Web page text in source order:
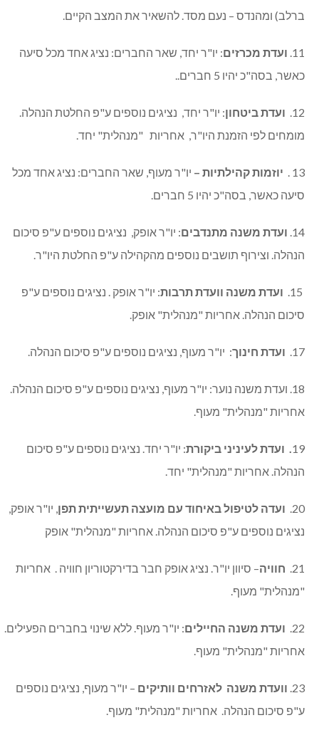
ברלב) ומהנדס – נעם מסד. להשאיר את המצב הקיים.
11. ועדת מכרזים: יו"ר יחד, שאר החברים: נציג אחד מכל סיעה
כאשר, בסה"כ יהיו 5 חברים..
12. ועדת ביטחון: יו"ר יחד, נציגים נוספים ע"פ החלטת הנהלה.
מומחים לפי הזמנת היו"ר, אחריות "מנהלית" יחד.
13 . יוזמות קהילתיות – יו"ר מעוף, שאר החברים: נציג אחד מכל
סיעה כאשר, בסה"כ יהיו 5 חברים.
14. ועדת משנה מתנדבים: יו"ר אופק, נציגים נוספים ע"פ סיכום
הנהלה. וצירוף תושבים נוספים מהקהילה ע"פ החלטת היו"ר.
ועדת משנה וועדת תרבות: יו"ר אופק . נציגים נוספים ע"פ
סיכום הנהלה. אחריות "מנהלית" אופק.
17. ועדת חינוך: יו"ר מעוף, נציגים נוספים ע"פ סיכום הנהלה.
18. ועדת משנה נוער: יו"ר מעוף, נציגים נוספים ע"פ סיכום הנהלה.
אחריות "מנהלית" מעוף.
19 ועדת לעיניני ביקורת: יו"ר יחד. נציגים נוספים ע"פ סיכום
הנהלה. אחריות "מנהלית" יחד.
20. ועדה לטיפול באיחוד עם מועצה תעשייתית תפן , יו"ר אופק,
נציגים נוספים ע"פ סיכום הנהלה. אחריות "מנהלית" אופק
21. חוויה– סיוון יו"ר. נציג אופק חבר בדירקטוריון חוויה . אחריות
"מנהלית" מעוף.
22. ועדת משנה החיילים: יו"ר מעוף. ללא שינוי בחברים הפעילים.
אחריות "מנהלית" מעוף.
23. וועדת משנה לאזרחים וותיקים – יו"ר מעוף, נציגים נוספים
ע"פ סיכום הנהלה. אחריות "מנהלית" מעוף.